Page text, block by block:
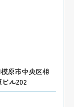
原市中央区相
ル202